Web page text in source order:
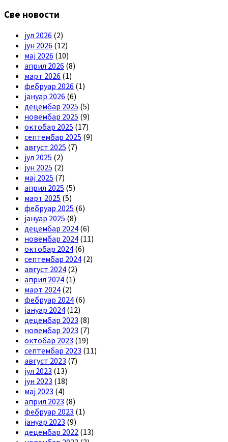
Све новости
јул 2026 (2)
јун 2026 (12)
мај 2026 (10)
април 2026 (8)
март 2026 (1)
фебруар 2026 (1)
јануар 2026 (6)
децембар 2025 (5)
новембар 2025 (9)
октобар 2025 (17)
септембар 2025 (9)
август 2025 (7)
јул 2025 (2)
јун 2025 (2)
мај 2025 (7)
април 2025 (5)
март 2025 (5)
фебруар 2025 (6)
јануар 2025 (8)
децембар 2024 (6)
новембар 2024 (11)
октобар 2024 (6)
септембар 2024 (2)
август 2024 (2)
април 2024 (1)
март 2024 (2)
фебруар 2024 (6)
јануар 2024 (12)
децембар 2023 (8)
новембар 2023 (7)
октобар 2023 (19)
септембар 2023 (11)
август 2023 (7)
јул 2023 (13)
јун 2023 (18)
мај 2023 (4)
април 2023 (8)
фебруар 2023 (1)
јануар 2023 (9)
децембар 2022 (13)